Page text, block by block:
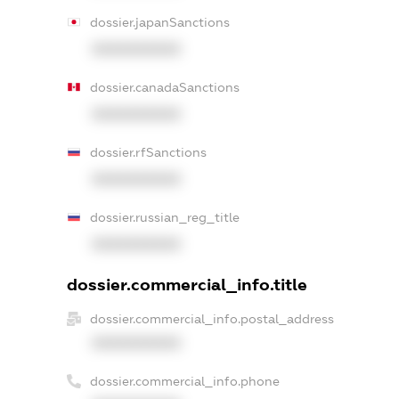
dossier.japanSanctions
dossier.canadaSanctions
dossier.rfSanctions
dossier.russian_reg_title
dossier.commercial_info.title
dossier.commercial_info.postal_address
dossier.commercial_info.phone